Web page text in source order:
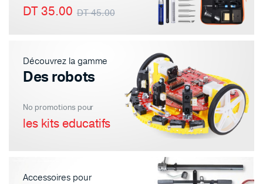
DT 45.00
DT 35.00
Découvrez la gamme
Des robots
No promotions pour
les kits educatifs
Accessoires pour